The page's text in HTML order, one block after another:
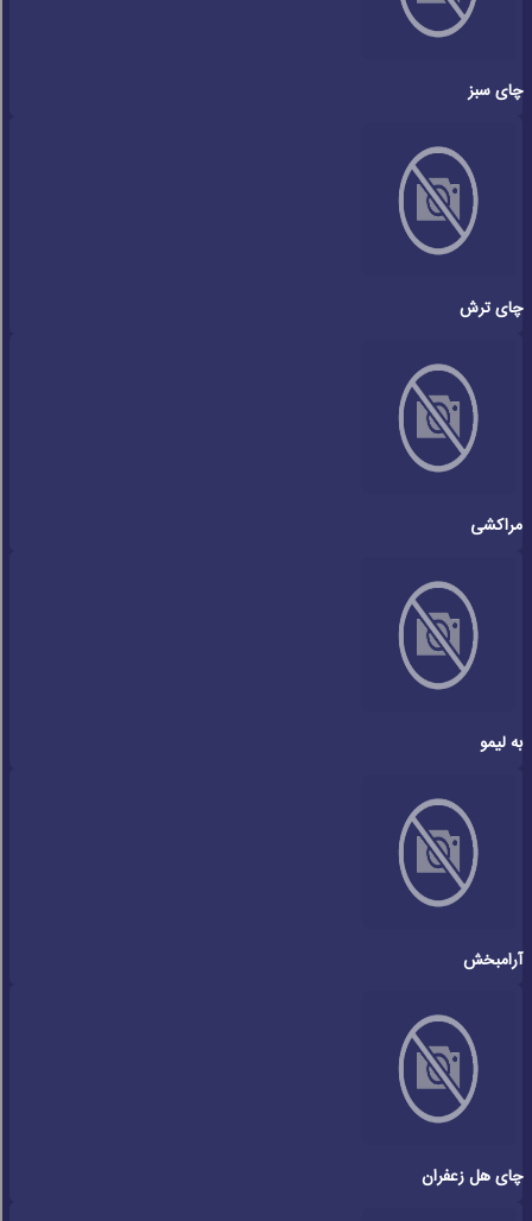
چای سبز
چای ترش
مراکشی
به لیمو
آرامبخش
چای هل زعفران